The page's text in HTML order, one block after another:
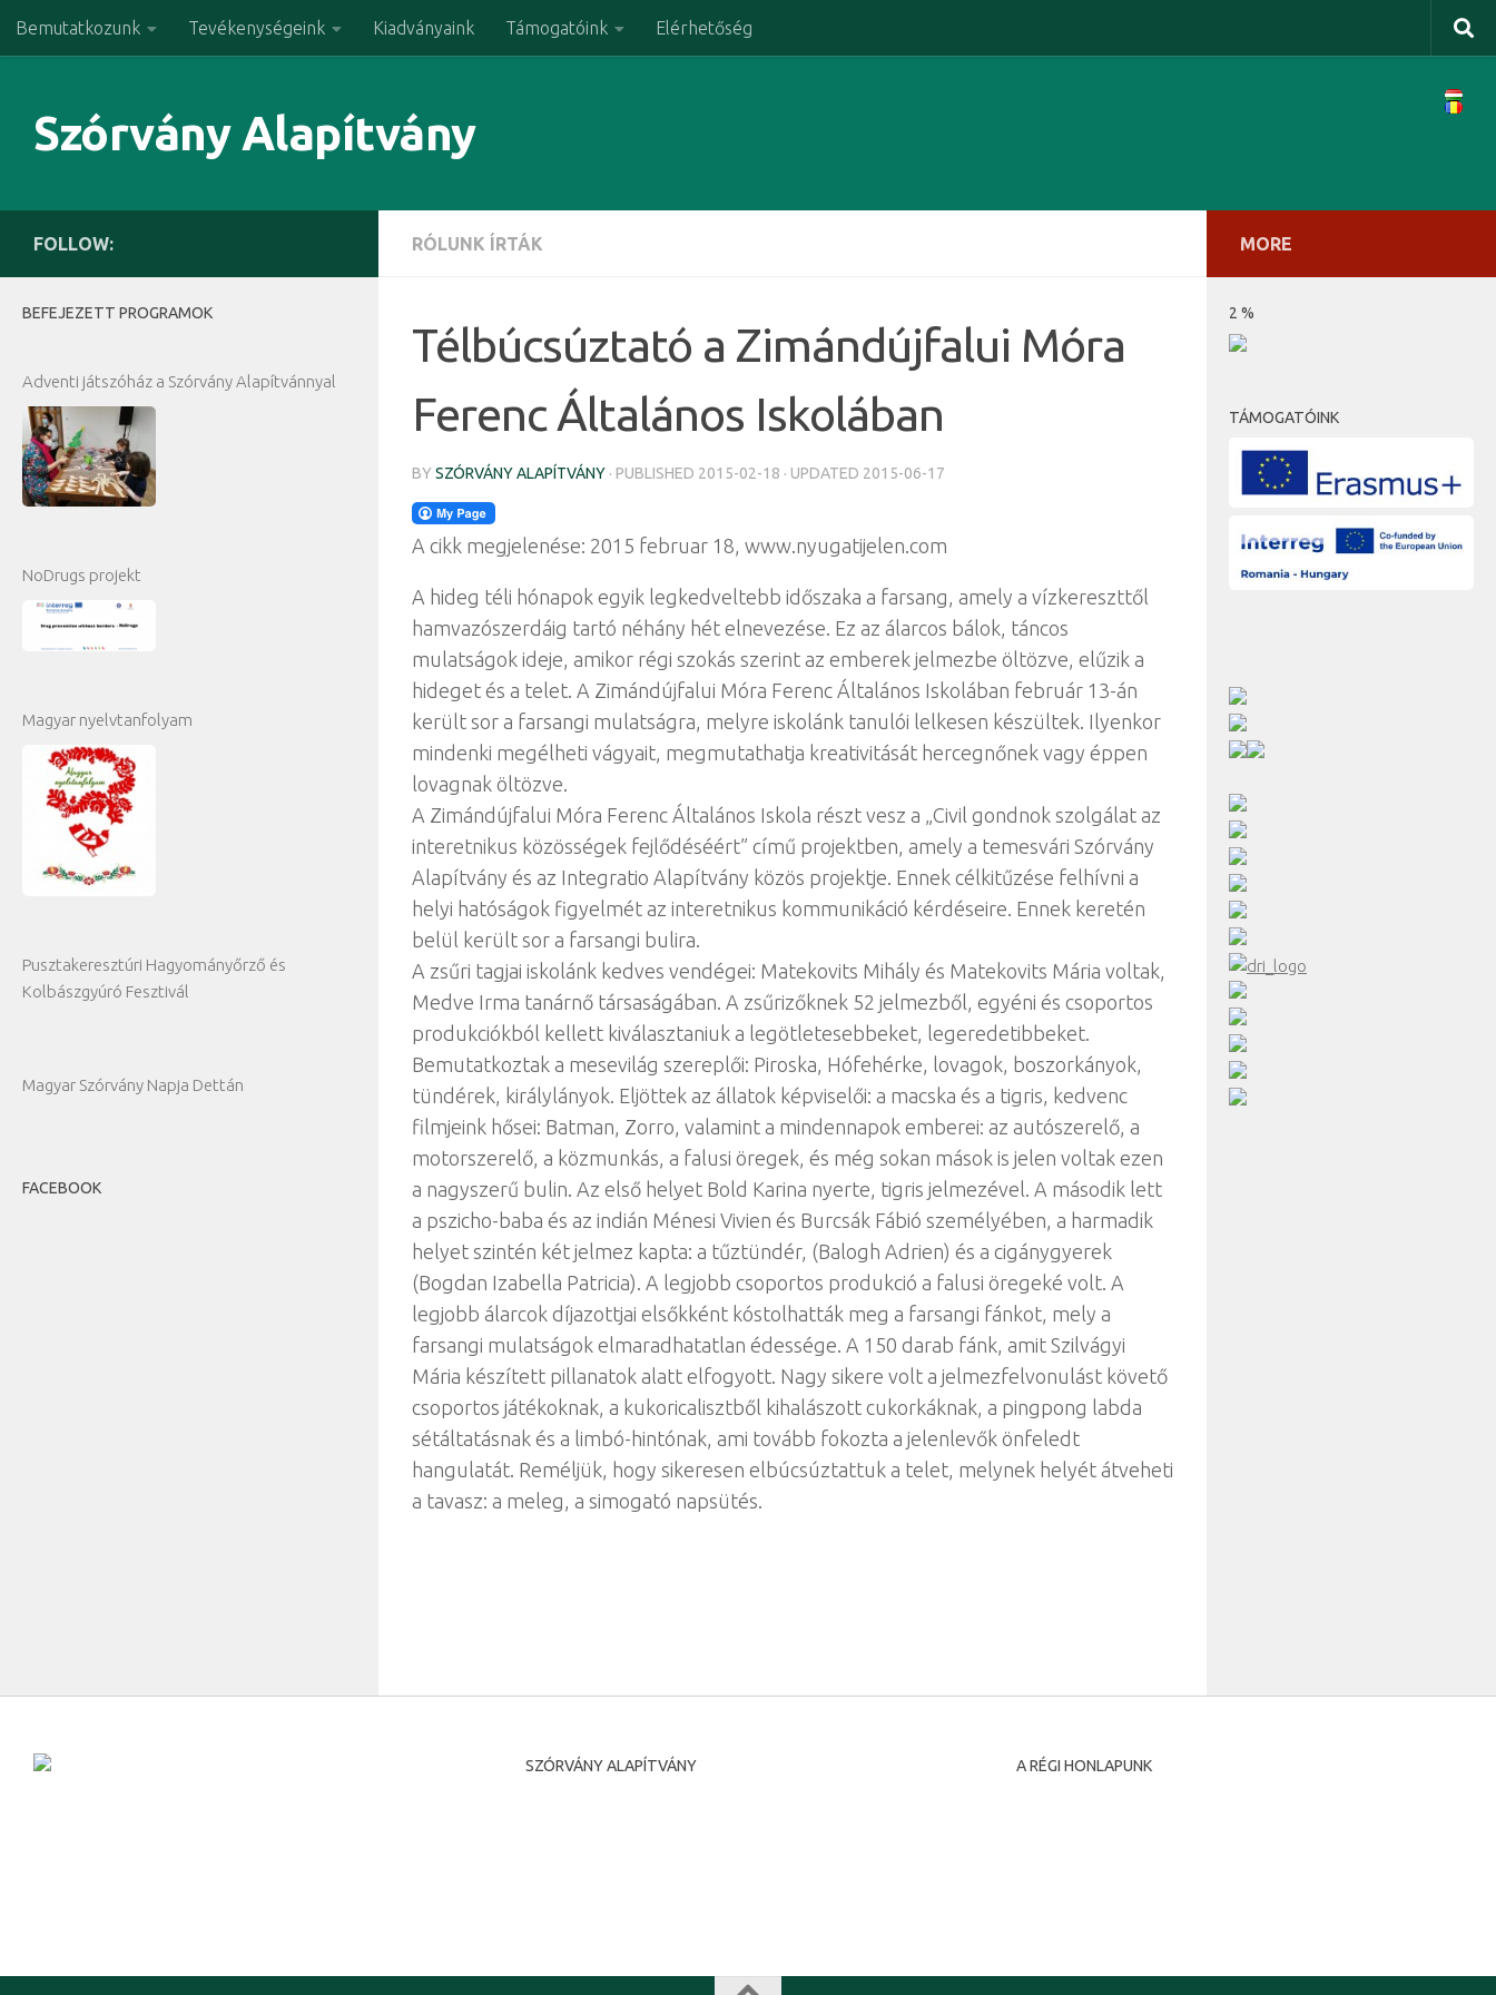
Skip to content
Bemutatkozunk Tevékenységeink Kiadványaink Támogatóink Elérhetőség
Szórvány Alapítvány
RÓLUNK ÍRTÁK
Télbúcsúztató a Zimándújfalui Móra
Ferenc Általános Iskolában
BY SZÓRVÁNY ALAPÍTVÁNY · PUBLISHED 2015-02-18 · UPDATED 2015-06-17
A cikk megjelenése: 2015 februar 18, www.nyugatijelen.com
A hideg téli hónapok egyik legkedveltebb időszaka a farsang, amely a vízkereszttől
hamvazószerdáig tartó néhány hét elnevezése. Ez az álarcos bálok, táncos
mulatságok ideje, amikor régi szokás szerint az emberek jelmezbe öltözve, elűzik a
hideget és a telet. A Zimándújfalui Móra Ferenc Általános Iskolában február 13-án
került sor a farsangi mulatságra, melyre iskolánk tanulói lelkesen készültek. Ilyenkor
mindenki megélheti vágyait, megmutathatja kreativitását hercegnőnek vagy éppen
lovagnak öltözve.
A Zimándújfalui Móra Ferenc Általános Iskola részt vesz a „Civil gondnok szolgálat az
interetnikus közösségek fejlődéséért” című projektben, amely a temesvári Szórvány
Alapítvány és az Integratio Alapítvány közös projektje. Ennek célkitűzése felhívni a
helyi hatóságok figyelmét az interetnikus kommunikáció kérdéseire. Ennek keretén
belül került sor a farsangi bulira.
A zsűri tagjai iskolánk kedves vendégei: Matekovits Mihály és Matekovits Mária voltak,
Medve Irma tanárnő társaságában. A zsűrizőknek 52 jelmezből, egyéni és csoportos
produkciókból kellett kiválasztaniuk a legötletesebbeket, legeredetibbeket.
Bemutatkoztak a mesevilág szereplői: Piroska, Hófehérke, lovagok, boszorkányok,
tündérek, királylányok. Eljöttek az állatok képviselői: a macska és a tigris, kedvenc
filmjeink hősei: Batman, Zorro, valamint a mindennapok emberei: az autószerelő, a
motorszerelő, a közmunkás, a falusi öregek, és még sokan mások is jelen voltak ezen
a nagyszerű bulin. Az első helyet Bold Karina nyerte, tigris jelmezével. A második lett
a pszicho-baba és az indián Ménesi Vivien és Burcsák Fábió személyében, a harmadik
helyet szintén két jelmez kapta: a tűztündér, (Balogh Adrien) és a cigánygyerek
(Bogdan Izabella Patricia). A legjobb csoportos produkció a falusi öregeké volt. A
legjobb álarcok díjazottjai elsőkként kóstolhatták meg a farsangi fánkot, mely a
farsangi mulatságok elmaradhatatlan édessége. A 150 darab fánk, amit Szilvágyi
Mária készített pillanatok alatt elfogyott. Nagy sikere volt a jelmezfelvonulást követő
csoportos játékoknak, a kukoricalisztből kihalászott cukorkáknak, a pingpong labda
sétáltatásnak és a limbó-hintónak, ami tovább fokozta a jelenlevők önfeledt
hangulatát. Reméljük, hogy sikeresen elbúcsúztattuk a telet, melynek helyét átveheti
a tavasz: a meleg, a simogató napsütés.
FOLLOW:
BEFEJEZETT PROGRAMOK
Adventi játszóház a Szórvány Alapítvánnyal
NoDrugs projekt
Magyar nyelvtanfolyam
Pusztakeresztúri Hagyományőrző és
Kolbászgyúró Fesztivál
Magyar Szórvány Napja Dettán
FACEBOOK
MORE
2 %
TÁMOGATÓINK
SZÓRVÁNY ALAPÍTVÁNY A RÉGI HONLAPUNK